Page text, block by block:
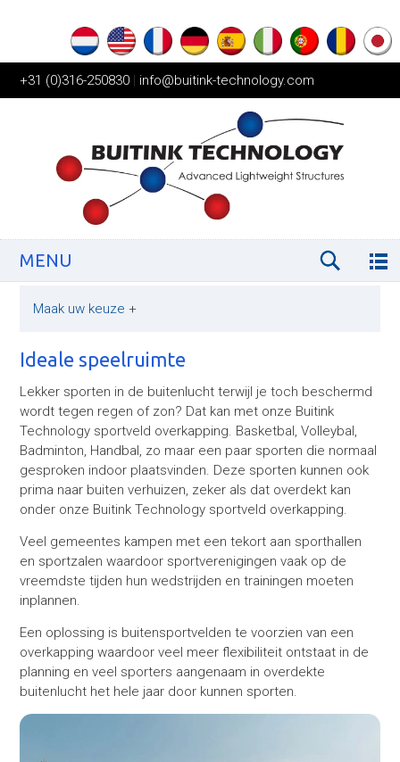
+31 (0)316-250830 | info@buitink-technology.com
MENU
Maak uw keuze +
Ideale speelruimte
Lekker sporten in de buitenlucht terwijl je toch beschermd
wordt tegen regen of zon? Dat kan met onze Buitink
Technology sportveld overkapping. Basketbal, Volleybal,
Badminton, Handbal, zo maar een paar sporten die normaal
gesproken indoor plaatsvinden. Deze sporten kunnen ook
prima naar buiten verhuizen, zeker als dat overdekt kan
onder onze Buitink Technology sportveld overkapping.
Veel gemeentes kampen met een tekort aan sporthallen
en sportzalen waardoor sportverenigingen vaak op de
vreemdste tijden hun wedstrijden en trainingen moeten
inplannen.
Een oplossing is buitensportvelden te voorzien van een
overkapping waardoor veel meer flexibiliteit ontstaat in de
planning en veel sporters aangenaam in overdekte
buitenlucht het hele jaar door kunnen sporten.